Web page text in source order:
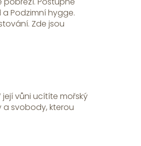
a Podzimní hygge.
Zde jsou
vůni ucítíte mořský
a svobody, kterou